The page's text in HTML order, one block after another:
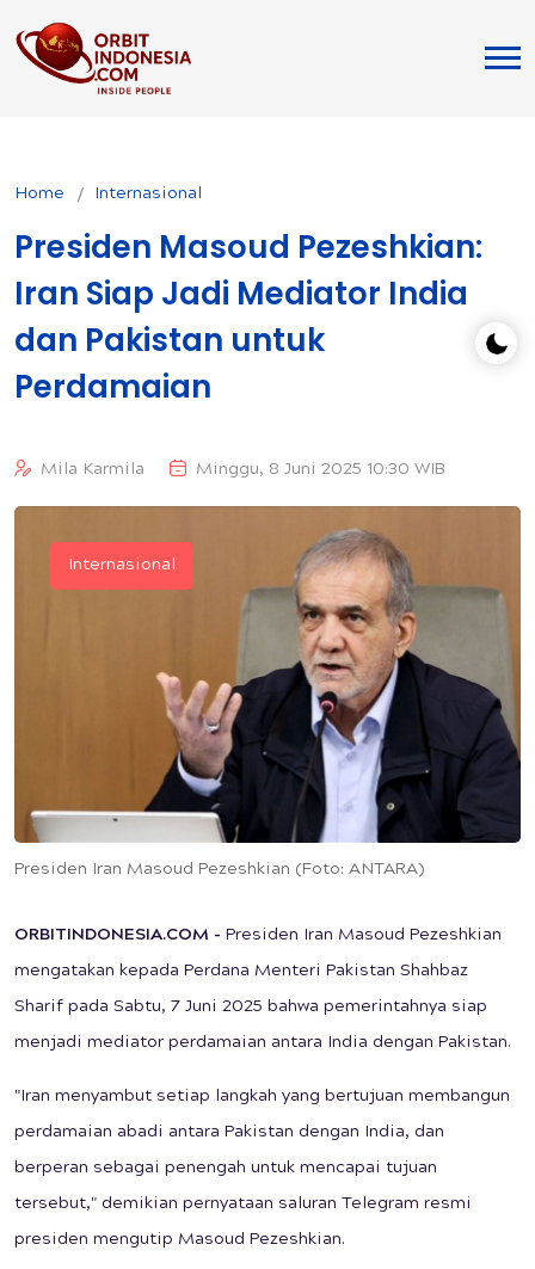
Home Internasional
Presiden Masoud Pezeshkian:
Iran Siap Jadi Mediator India
dan Pakistan untuk
Perdamaian
Mila Karmila Minggu, 8 Juni 2025 10:30 WIB
Presiden Iran Masoud Pezeshkian (Foto: ANTARA)
Internasional
ORBITINDONESIA.COM - Presiden Iran Masoud Pezeshkian
mengatakan kepada Perdana Menteri Pakistan Shahbaz
Sharif pada Sabtu, 7 Juni 2025 bahwa pemerintahnya siap
menjadi mediator perdamaian antara India dengan Pakistan.
"Iran menyambut setiap langkah yang bertujuan membangun
perdamaian abadi antara Pakistan dengan India, dan
berperan sebagai penengah untuk mencapai tujuan
tersebut," demikian pernyataan saluran Telegram resmi
presiden mengutip Masoud Pezeshkian.